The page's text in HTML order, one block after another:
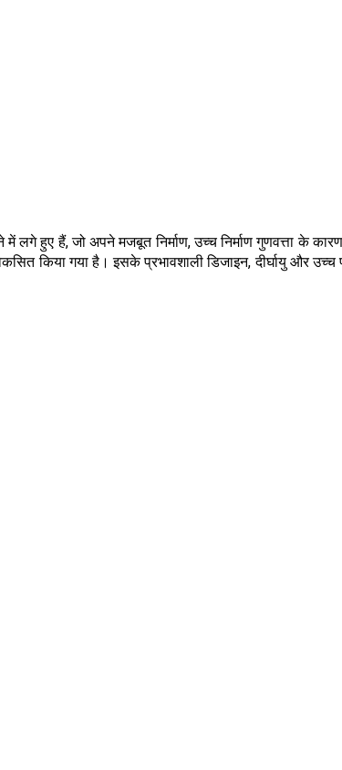
लगे हुए हैं, जो अपने मजबूत निर्माण, उच्च निर्माण गुणवत्ता के
किया गया है। इसके प्रभावशाली डिजाइन, दीर्घायु और